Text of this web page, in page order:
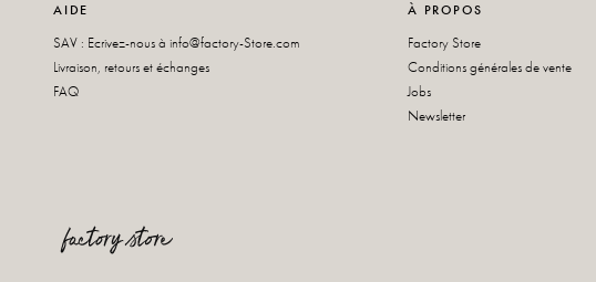
AIDE
SAV : Ecrivez-nous à info@factory-Store.com
Livraison, retours et échanges
FAQ
À PROPOS
Factory Store
Conditions générales de vente
Jobs
Newsletter